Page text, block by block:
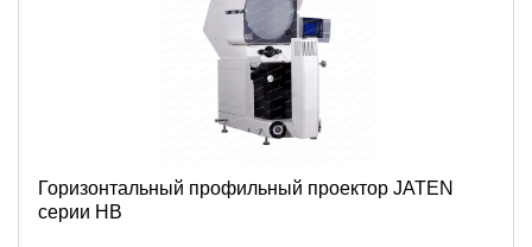
Горизонтальный профильный проектор JATEN
серии HB